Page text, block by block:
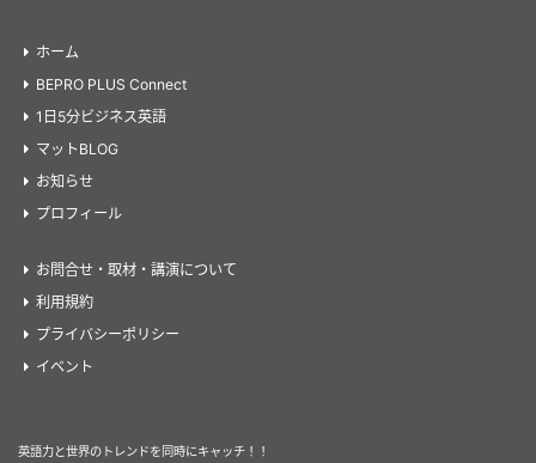
ホーム
BEPRO PLUS Connect
1日5分ビジネス英語
マットBLOG
お知らせ
プロフィール
お問合せ・取材・講演について
利用規約
プライバシーポリシー
イベント
英語力と世界のトレンドを同時にキャッチ！！